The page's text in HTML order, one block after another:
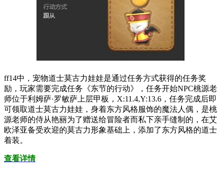
ff14中，宠物道士莫古力娃娃是通过任务方式获得的任务奖
励，玩家需要完成任务《东节的行动》，任务开始NPC桃源老
师位于利姆萨·罗敏萨上层甲板，X:11.4,Y:13.6，任务完成后即
可领取道士莫古力娃娃，身着东方风格服饰的魔法人偶，是桃
源老师的侍从艳丽为了赠送给冒险者而私下亲手缝制的，在艾
欧泽亚备受欢迎的莫古力形象基础上，添加了东方风格的道士
着装。
查看详情